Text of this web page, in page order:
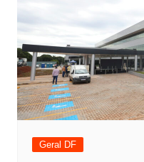
Geral DF